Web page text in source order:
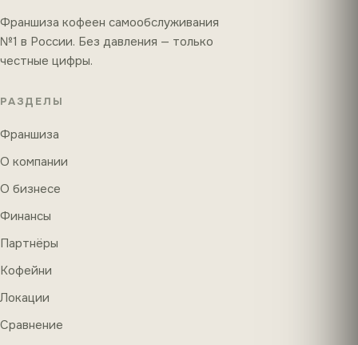
Франшиза кофеен самообслуживания
№1 в России. Без давления — только
честные цифры.
РАЗДЕЛЫ
Франшиза
О компании
О бизнесе
Финансы
Партнёры
Кофейни
Локации
Сравнение